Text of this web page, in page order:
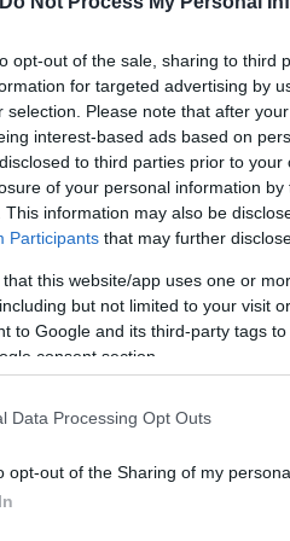
opt-out of the sale, sharing to third
for targeted advertising by
selection. Please note that after
interest-based ads based on
to third parties prior to
of your personal information
This information may also be
Participants that may further
that this website/app uses one or
but not limited to your visit
to Google and its third-party tags
consent section.
Data Processing Opt Outs
opt-out of the Sharing of my
απτός και
δήλωσε ότι η
από τη ρύπανση από
υγρά μαντηλάκια είναι